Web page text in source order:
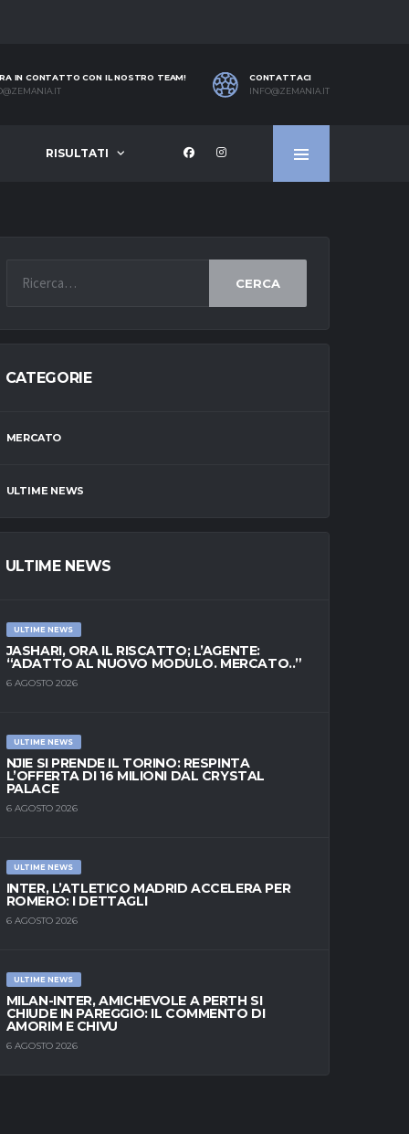
IN CONTATTO CON IL NOSTRO TEAM!
CONTATTACI
INFO@ZEMANIA.IT
RISULTATI
CERCA
CATEGORIE
MERCATO
ULTIME NEWS
ULTIME NEWS
ULTIME NEWS
JASHARI, ORA IL RISCATTO; L’AGENTE:
“ADATTO AL NUOVO MODULO. MERCATO..”
6 AGOSTO 2026
ULTIME NEWS
NJIE SI PRENDE IL TORINO: RESPINTA
L’OFFERTA DI 16 MILIONI DAL CRYSTAL
PALACE
6 AGOSTO 2026
ULTIME NEWS
INTER, L’ATLETICO MADRID ACCELERA PER
ROMERO: I DETTAGLI
6 AGOSTO 2026
ULTIME NEWS
MILAN-INTER, AMICHEVOLE A PERTH SI
CHIUDE IN PAREGGIO: IL COMMENTO DI
AMORIM E CHIVU
6 AGOSTO 2026